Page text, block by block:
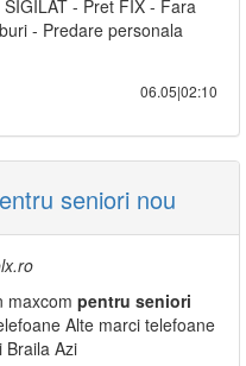
SIGILAT - Pret FIX - Fara
- Predare personala
06.05|02:10
seniori nou
maxcom pentru seniori
Alte marci telefoane
Braila Azi